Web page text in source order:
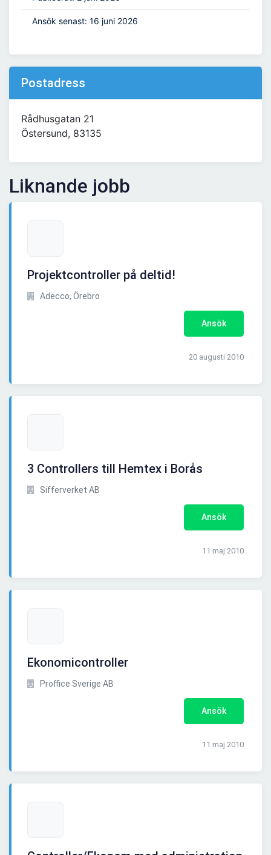
Ansök senast: 16 juni 2026
Postadress
Rådhusgatan 21
Östersund, 83135
Liknande jobb
Projektcontroller på deltid!
Adecco, Örebro
Ansök
20 augusti 2010
3 Controllers till Hemtex i Borås
Sifferverket AB
Ansök
11 maj 2010
Ekonomicontroller
Proffice Sverige AB
Ansök
11 maj 2010